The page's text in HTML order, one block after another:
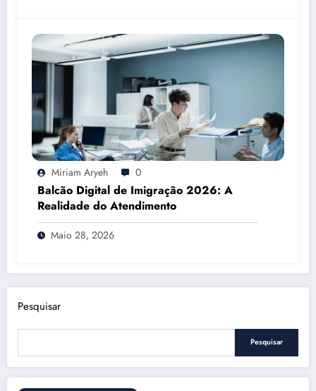
Miriam Aryeh 0
Balcão Digital de Imigração 2026: A
Realidade do Atendimento
Maio 28, 2026
Pesquisar
Pesquisar